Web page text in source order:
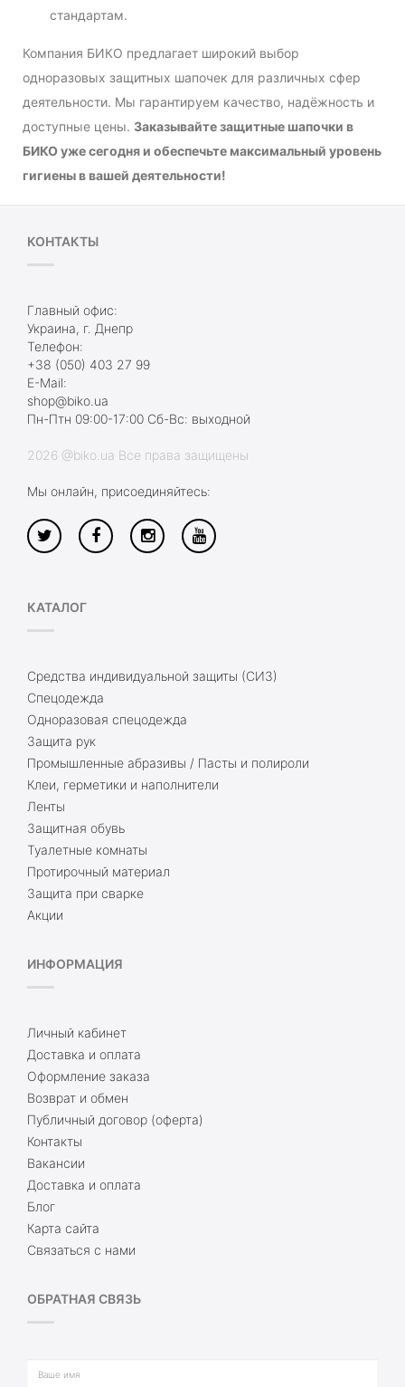
стандартам.
Компания БИКО предлагает широкий выбор
одноразовых защитных шапочек для различных сфер
деятельности. Мы гарантируем качество, надёжность и
доступные цены. Заказывайте защитные шапочки в
БИКО уже сегодня и обеспечьте максимальный уровень
гигиены в вашей деятельности!
КОНТАКТЫ
Главный офис:
Украина, г. Днепр
Телефон:
+38 (050) 403 27 99
E-Mail:
shop@biko.ua
Пн-Птн 09:00-17:00 Сб-Вс: выходной
2026 @biko.ua Все права защищены
Мы онлайн, присоединяйтесь:
КАТАЛОГ
Средства индивидуальной защиты (СИЗ)
Спецодежда
Одноразовая спецодежда
Защита рук
Промышленные абразивы / Пасты и полироли
Клеи, герметики и наполнители
Ленты
Защитная обувь
Туалетные комнаты
Протирочный материал
Защита при сварке
Акции
ИНФОРМАЦИЯ
Личный кабинет
Доставка и оплата
Оформление заказа
Возврат и обмен
Публичный договор (оферта)
Контакты
Вакансии
Доставка и оплата
Блог
Карта сайта
Связаться с нами
ОБРАТНАЯ СВЯЗЬ